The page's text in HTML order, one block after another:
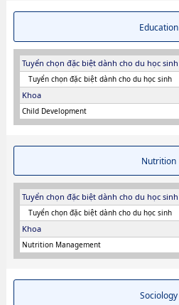
Education
Tuyển chọn đặc biệt dành cho du học sinh
Tuyển chọn đặc biệt dành cho du học sinh
Khoa
Child Development
Nutrition
Tuyển chọn đặc biệt dành cho du học sinh
Tuyển chọn đặc biệt dành cho du học sinh
Khoa
Nutrition Management
Sociology